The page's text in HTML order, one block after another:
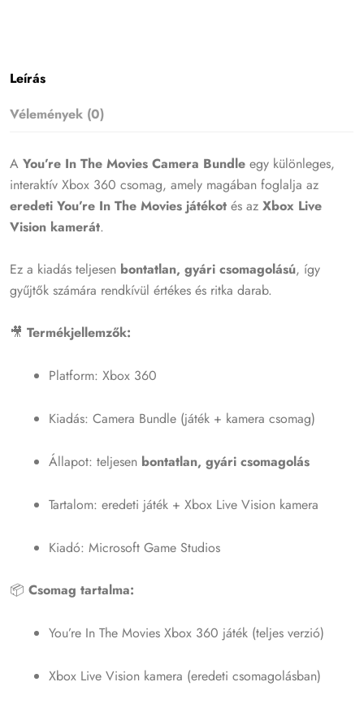
Leírás
Vélemények (0)
AYou’re In The Movies Camera Bundle egy különleges,
interaktív Xbox 360 csomag, amely magában foglalja az
eredeti You’re In The Movies játékot és azXbox Live
Vision kamerát.
Ez a kiadás teljesen bontatlan, gyári csomagolású, így
gyűjtők számára rendkívül értékes és ritka darab.
🎥Termékjellemzők:
Platform: Xbox 360
Kiadás: Camera Bundle (játék + kamera csomag)
Állapot: teljesen bontatlan, gyári csomagolás
Tartalom: eredeti játék + Xbox Live Vision kamera
Kiadó: Microsoft Game Studios
📦Csomag tartalma:
You’re In The Movies Xbox 360 játék (teljes verzió)
Xbox Live Vision kamera (eredeti csomagolásban)